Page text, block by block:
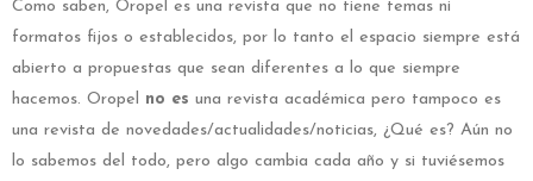
Como saben, Oropel es una revista que no tiene temas ni
formatos fijos o establecidos, por lo tanto el espacio siempre está
abierto a propuestas que sean diferentes a lo que siempre
hacemos. Oropel no es una revista académica pero tampoco es
una revista de novedades/actualidades/noticias, ¿Qué es? Aún no
lo sabemos del todo, pero algo cambia cada año y si tuviésemos